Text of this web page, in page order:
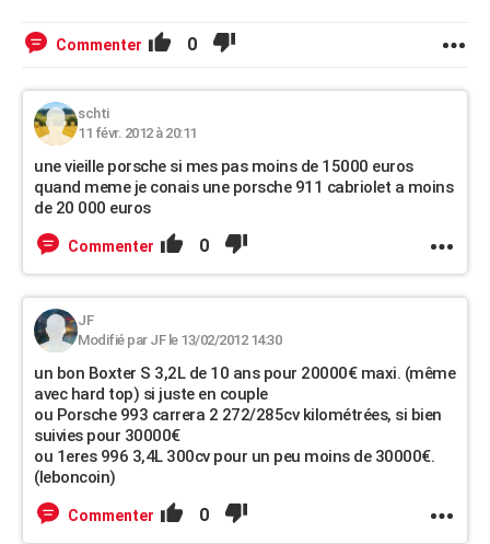
Commenter 0
schti
11 févr. 2012 à 20:11
une vieille porsche si mes pas moins de 15000 euros
quand meme je conais une porsche 911 cabriolet a moins
de 20 000 euros
Commenter 0
JF
Modifié par JF le 13/02/2012 14:30
un bon Boxter S 3,2L de 10 ans pour 20000€ maxi. (même
avec hard top) si juste en couple
ou Porsche 993 carrera 2 272/285cv kilométrées, si bien
suivies pour 30000€
ou 1eres 996 3,4L 300cv pour un peu moins de 30000€.
(leboncoin)
Commenter 0